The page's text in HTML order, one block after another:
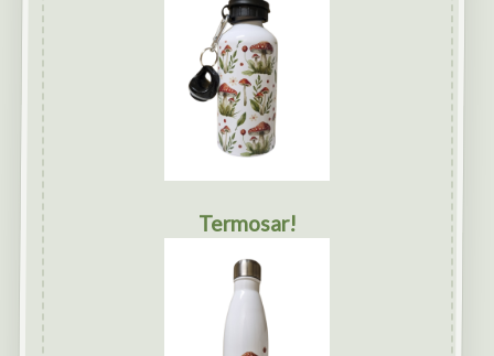
Termosar!